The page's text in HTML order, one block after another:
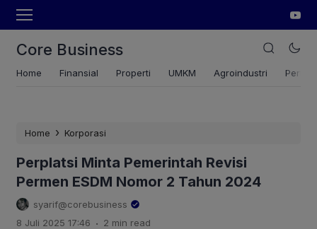
Core Business
Home Finansial Properti UMKM Agroindustri
Home › Korporasi
Perplatsi Minta Pemerintah Revisi
Permen ESDM Nomor 2 Tahun 2024
syarif@corebusiness
8 Juli 2025 17:46 . 2 min read